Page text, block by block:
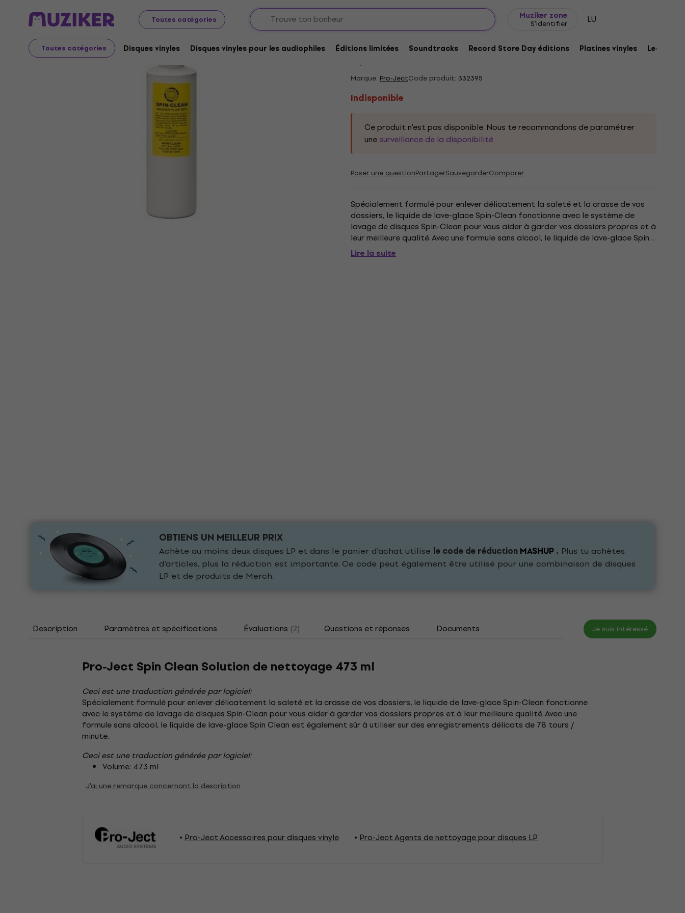
Toutes catégories
Muziker zone
S'identifier LU
Toutes catégories Disques vinyles Disques vinyles pour les audiophiles Éditions limitées Soundtracks Record Store Day éditions Platines vinyles Lecteurs
Disques microsillons et CD Accessoires pour disques vinyle
Agents de nettoyage pour disques LP
Indisponible
Pro-Ject Spin Clean Solution de nettoyage 473 ml
Marque: Pro-JectCode produit: 332395
Indisponible
Ce produit n'est pas disponible. Nous te recommandons de paramétrer
une surveillance de la disponibilité
Poser une questionPartagerSauvegarderComparer
Spécialement formulé pour enlever délicatement la saleté et la crasse de vos
dossiers, le liquide de lave-glace Spin-Clean fonctionne avec le système de
lavage de disques Spin-Clean pour vous aider à garder vos dossiers propres et à
leur meilleure qualité. Avec une formule sans alcool, le liquide de lave-glace Spin
Clean est également sûr à...
Lire la suite
OBTIENS UN MEILLEUR PRIX
Achète au moins deux disques LP et dans le panier d'achat utilise le code de réductionMASHUP. Plus tu achètes
d'articles, plus la réduction est importante. Ce code peut également être utilisé pour une combinaison de disques
LP et de produits de Merch.
Description Paramètres et spécifications Évaluations (2) Questions et réponses Documents Je suis intéressé
Pro-Ject Spin Clean Solution de nettoyage 473 ml
Ceci est une traduction générée par logiciel:
Spécialement formulé pour enlever délicatement la saleté et la crasse de vos dossiers, le liquide de lave-glace Spin-Clean fonctionne
avec le système de lavage de disques Spin-Clean pour vous aider à garder vos dossiers propres et à leur meilleure qualité. Avec une
formule sans alcool, le liquide de lave-glace Spin Clean est également sûr à utiliser sur des enregistrements délicats de 78 tours /
minute.
Ceci est une traduction générée par logiciel:
Volume: 473 ml
J'ai une remarque concernant la description
Pro-Ject Accessoires pour disques vinyle Pro-Ject Agents de nettoyage pour disques LP